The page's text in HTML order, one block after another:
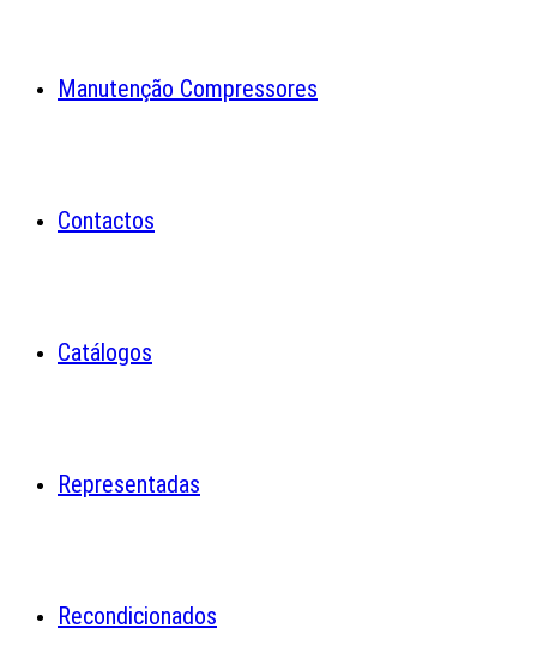
Manutenção Compressores
Contactos
Catálogos
Representadas
Recondicionados